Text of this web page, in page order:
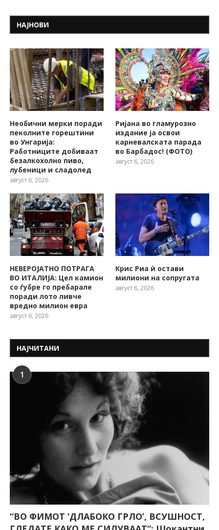
НАЈНОВИ
Необични мерки поради
пеколните горештини
во Унгарија:
Работниците добиваат
безалкохолно пиво,
лубеници и сладолед
август 6, 2026
Ријана во гламурозно
издание ја освои
карневалската парада
во Барбадос! (ФОТО)
август 6, 2026
НЕВЕРОЈАТНО ПОТРАГА
ВО ИТАЛИЈА: Цел камион
со ѓубре го пребарале
поради лото ливче
вредно милион евра
август 6, 2026
Крис Риа ѝ остави
милиони на сопругата
август 6, 2026
НАЈЧИТАНИ
1
“ВО ФИМОТ ‘ДЛАБОКО ГРЛО’, ВСУШНОСТ,